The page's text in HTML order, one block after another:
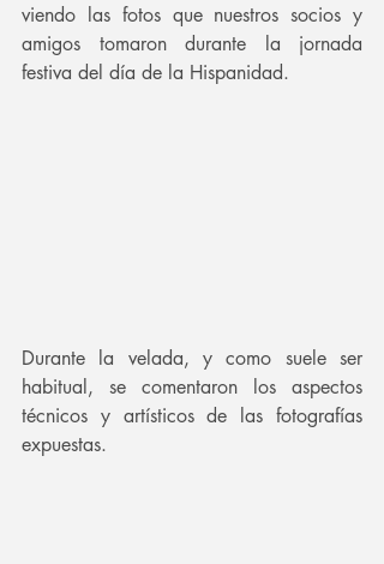
viendo las fotos que nuestros socios y
amigos tomaron durante la jornada
festiva del día de la Hispanidad.
Durante la velada, y como suele ser
habitual, se comentaron los aspectos
técnicos y artísticos de las fotografías
expuestas.